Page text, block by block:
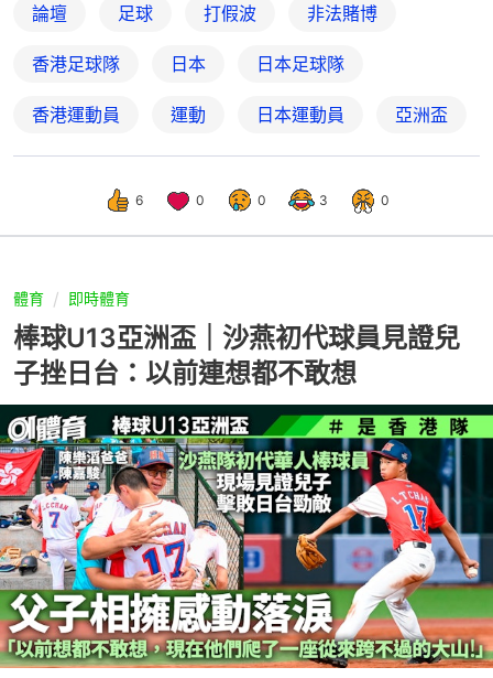
論壇 足球 打假波 非法賭博
香港足球隊 日本 日本足球隊
香港運動員 運動 日本運動員 亞洲盃
6 0 0 3 0
體育 即時體育
棒球U13亞洲盃｜沙燕初代球員見證兒
子挫日台：以前連想都不敢想